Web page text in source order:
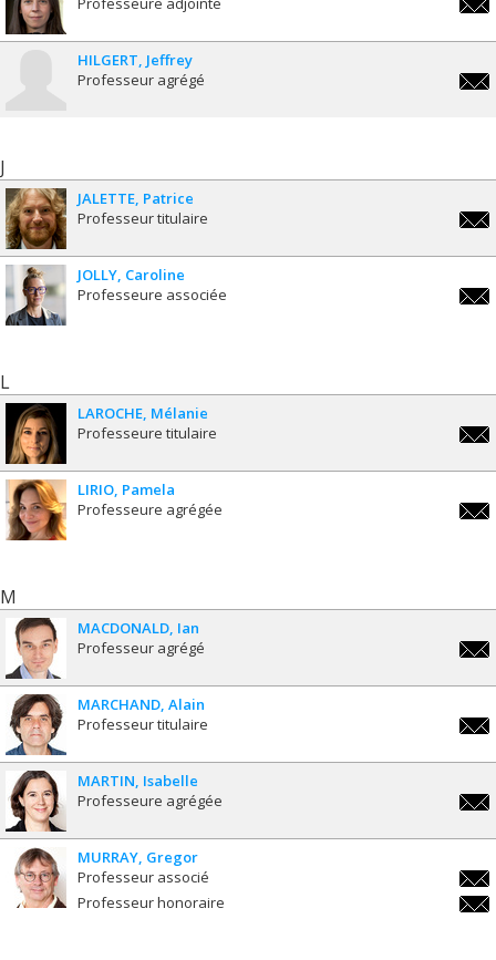
HILGERT Jeffrey
Professeur agrégé
J
JALETTE Patrice
Professeur titulaire
JOLLY Caroline
Professeure associée
L
LAROCHE Mélanie
Professeure titulaire
LIRIO Pamela
Professeure agrégée
M
MACDONALD Ian
Professeur agrégé
MARCHAND Alain
Professeur titulaire
MARTIN Isabelle
Professeure agrégée
MURRAY Gregor
Professeur associé
Professeur honoraire